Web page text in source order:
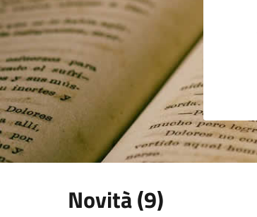
Novità (9)